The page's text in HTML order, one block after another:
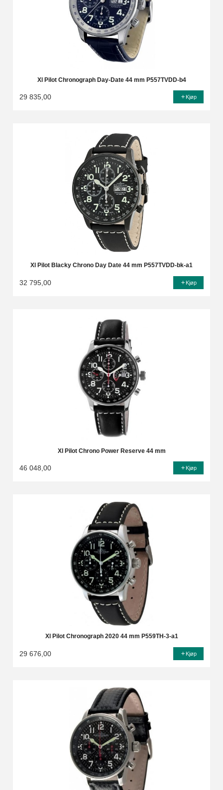
Xl Pilot Chronograph Day-Date 44 mm P557TVDD-b4
29 835,00 Kjøp
Xl Pilot Blacky Chrono Day Date 44 mm P557TVDD-bk-a1
32 795,00 Kjøp
Xl Pilot Chrono Power Reserve 44 mm
46 048,00 Kjøp
Xl Pilot Chronograph 2020 44 mm P559TH-3-a1
29 676,00 Kjøp